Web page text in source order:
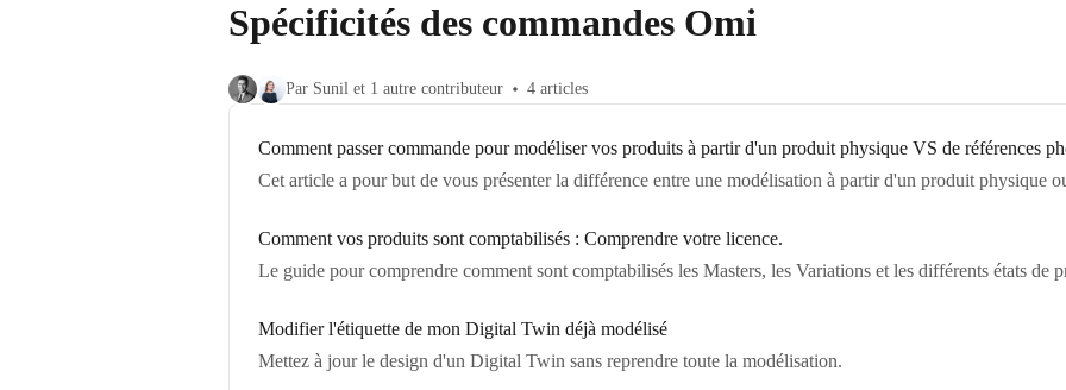
Spécificités des commandes Omi
Par Sunil et 1 autre contributeur 4 articles
Comment passer commande pour modéliser vos produits à partir d'un produit physique VS de références
Cet article a pour but de vous présenter la différence entre une modélisation à partir d'un produit physique
Comment vos produits sont comptabilisés : Comprendre votre licence.
Le guide pour comprendre comment sont comptabilisés les Masters, les Variations et les différents états de
Modifier l'étiquette de mon Digital Twin déjà modélisé
Mettez à jour le design d'un Digital Twin sans reprendre toute la modélisation.